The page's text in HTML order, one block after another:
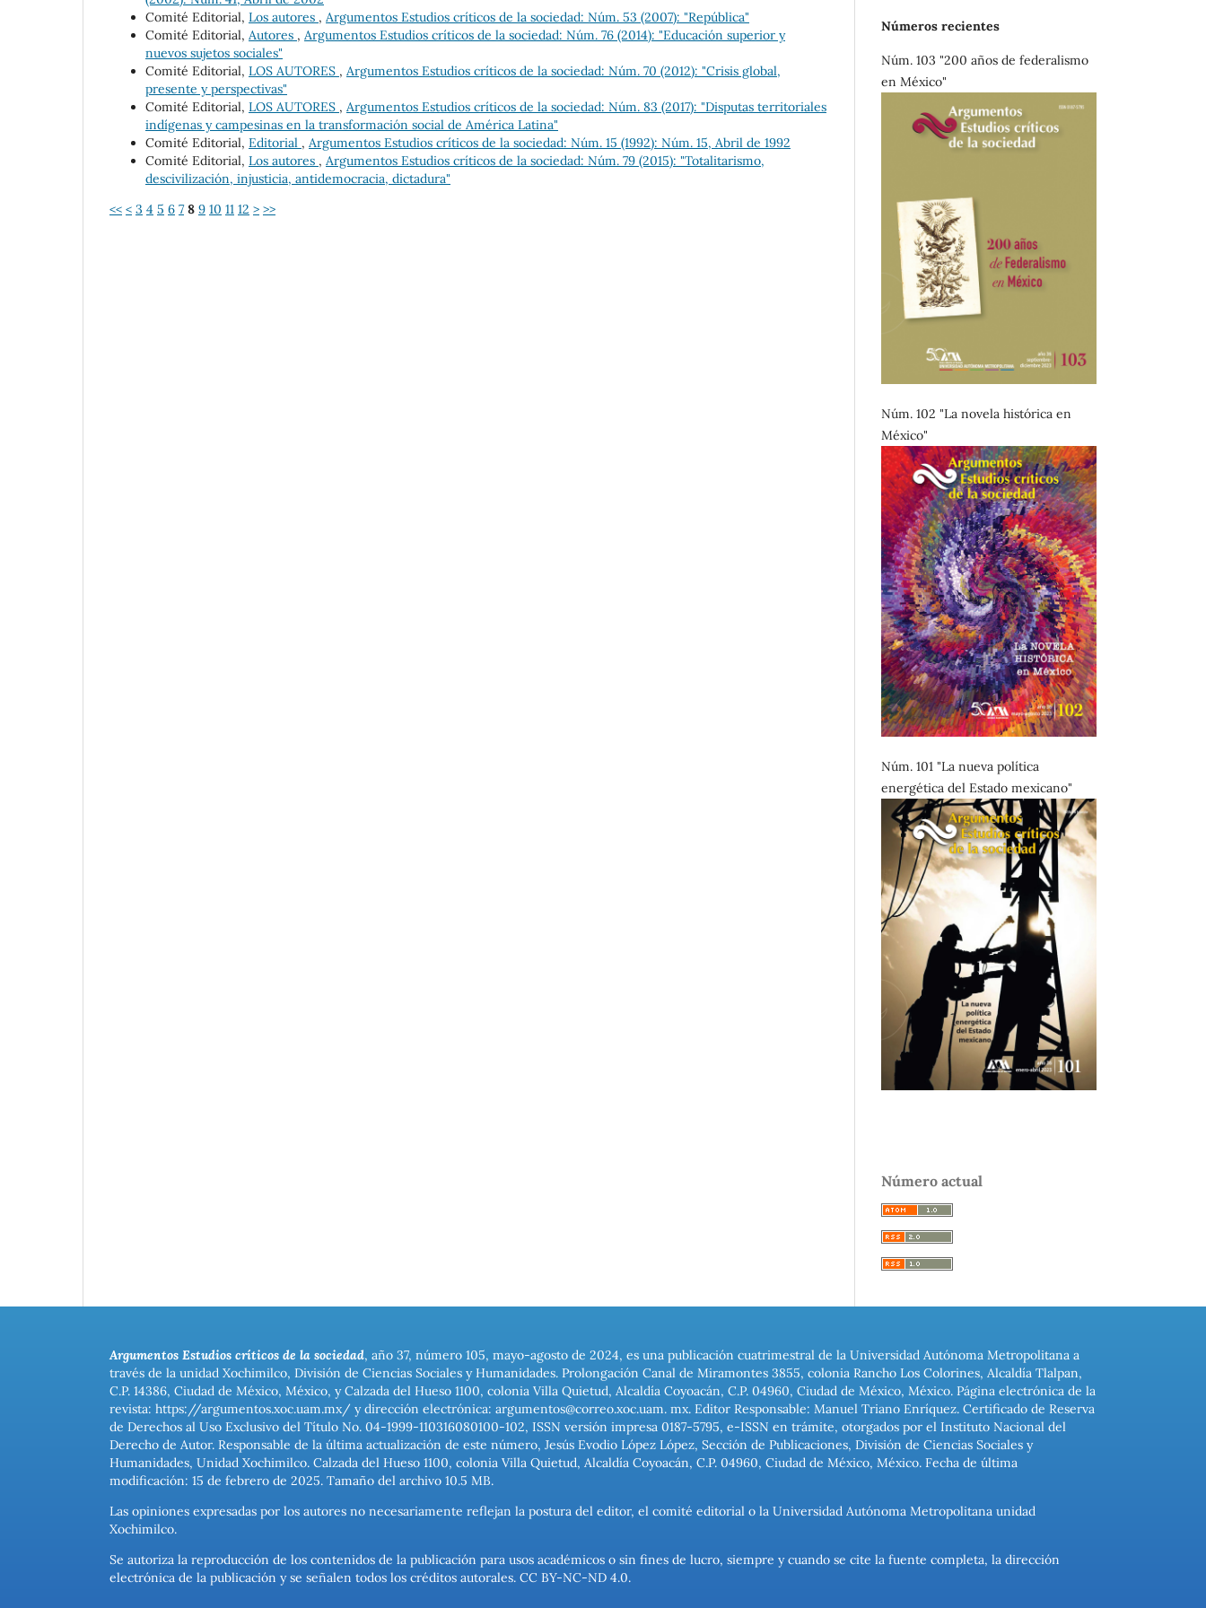
Comité Editorial, Los autores , Argumentos Estudios críticos de la sociedad: Núm. 53 (2007): "República"
Comité Editorial, Autores , Argumentos Estudios críticos de la sociedad: Núm. 76 (2014): "Educación superior y
nuevos sujetos sociales"
Comité Editorial, LOS AUTORES , Argumentos Estudios críticos de la sociedad: Núm. 70 (2012): "Crisis global,
presente y perspectivas"
Comité Editorial, LOS AUTORES , Argumentos Estudios críticos de la sociedad: Núm. 83 (2017): "Disputas territoriales
indígenas y campesinas en la transformación social de América Latina"
Comité Editorial, Editorial , Argumentos Estudios críticos de la sociedad: Núm. 15 (1992): Núm. 15, Abril de 1992
Comité Editorial, Los autores , Argumentos Estudios críticos de la sociedad: Núm. 79 (2015): "Totalitarismo,
descivilización, injusticia, antidemocracia, dictadura"
<< < 3 4 5 6 7 8 9 10 11 12 > >>
Números recientes
Núm. 103 "200 años de federalismo
en México"
Núm. 102 "La novela histórica en
México"
Núm. 101 "La nueva política
energética del Estado mexicano"
Número actual
Argumentos Estudios críticos de la sociedad, año 37, número 105, mayo-agosto de 2024, es una publicación cuatrimestral de la Universidad Autónoma Metropolitana a
través de la unidad Xochimilco, División de Ciencias Sociales y Humanidades. Prolongación Canal de Miramontes 3855, colonia Rancho Los Colorines, Alcaldía Tlalpan,
C.P. 14386, Ciudad de México, México, y Calzada del Hueso 1100, colonia Villa Quietud, Alcaldía Coyoacán, C.P. 04960, Ciudad de México, México. Página electrónica de la
revista: https://argumentos.xoc.uam.mx/ y dirección electrónica: argumentos@correo.xoc.uam. mx. Editor Responsable: Manuel Triano Enríquez. Certificado de Reserva
de Derechos al Uso Exclusivo del Título No. 04-1999-110316080100-102, ISSN versión impresa 0187-5795, e-ISSN en trámite, otorgados por el Instituto Nacional del
Derecho de Autor. Responsable de la última actualización de este número, Jesús Evodio López López, Sección de Publicaciones, División de Ciencias Sociales y
Humanidades, Unidad Xochimilco. Calzada del Hueso 1100, colonia Villa Quietud, Alcaldía Coyoacán, C.P. 04960, Ciudad de México, México. Fecha de última
modificación: 15 de febrero de 2025. Tamaño del archivo 10.5 MB.
Las opiniones expresadas por los autores no necesariamente reflejan la postura del editor, el comité editorial o la Universidad Autónoma Metropolitana unidad
Xochimilco.
Se autoriza la reproducción de los contenidos de la publicación para usos académicos o sin fines de lucro, siempre y cuando se cite la fuente completa, la dirección
electrónica de la publicación y se señalen todos los créditos autorales. CC BY-NC-ND 4.0.